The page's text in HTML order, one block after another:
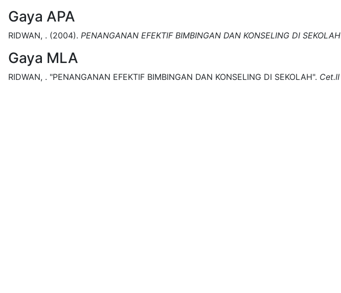
Gaya APA
RIDWAN, . (2004). PENANGANAN EFEKTIF BIMBINGAN DAN KONSELING DI SEKOLAH
Gaya MLA
RIDWAN, . "PENANGANAN EFEKTIF BIMBINGAN DAN KONSELING DI SEKOLAH". Cet.II